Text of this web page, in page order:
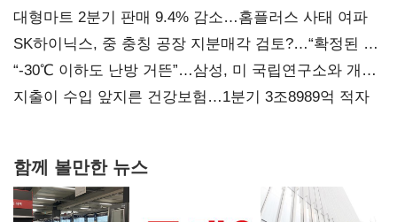
대형마트 2분기 판매 9.4% 감소…홈플러스 사태 여파
SK하이닉스, 중 충칭 공장 지분매각 검토?…“확정된 바
없어”
“-30℃ 이하도 난방 거뜬”…삼성, 미 국립연구소와 개발
협력
지출이 수입 앞지른 건강보험…1분기 3조8989억 적자
함께 볼만한 뉴스